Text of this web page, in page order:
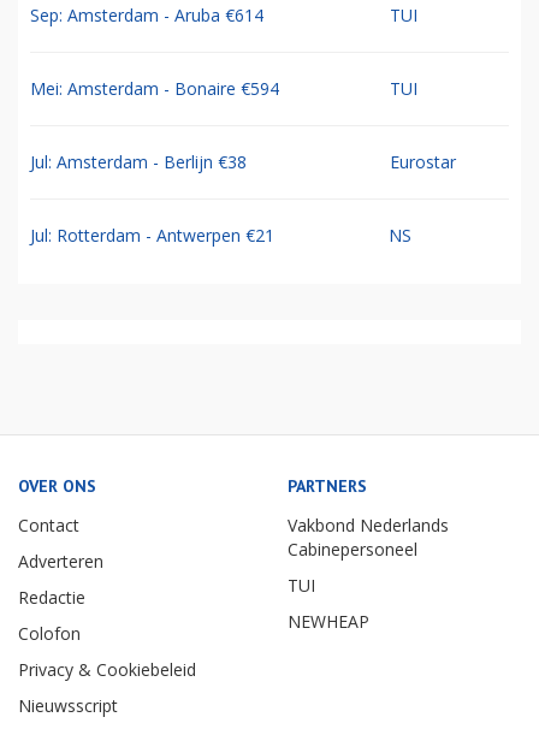
Sep: Amsterdam - Aruba €614 TUI
Mei: Amsterdam - Bonaire €594 TUI
Jul: Amsterdam - Berlijn €38 Eurostar
Jul: Rotterdam - Antwerpen €21 NS
OVER ONS
Contact
Adverteren
Redactie
Colofon
Privacy & Cookiebeleid
Nieuwsscript
PARTNERS
Vakbond Nederlands
Cabinepersoneel
TUI
NEWHEAP